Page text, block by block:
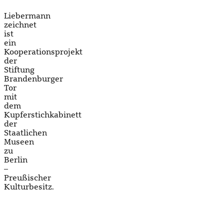
Liebermann
zeichnet
ist
ein
Kooperationsprojekt
der
Stiftung
Brandenburger
Tor
mit
dem
Kupferstichkabinett
der
Staatlichen
Museen
zu
Berlin
–
Preußischer
Kulturbesitz.